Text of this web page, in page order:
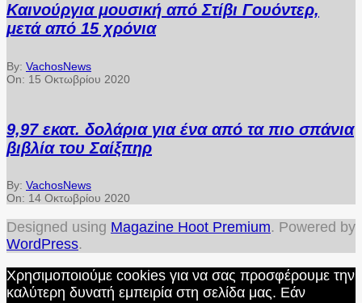
Καινούργια μουσική από Στίβι Γουόντερ,
μετά από 15 χρόνια
By: VachosNews
On: 15 Οκτωβρίου 2020
9,97 εκατ. δολάρια για ένα από τα πιο σπάνια
βιβλία του Σαίξπηρ
By: VachosNews
On: 14 Οκτωβρίου 2020
Designed using Magazine Hoot Premium. Powered by
WordPress.
Χρησιμοποιούμε cookies για να σας προσφέρουμε την
καλύτερη δυνατή εμπειρία στη σελίδα μας. Εάν